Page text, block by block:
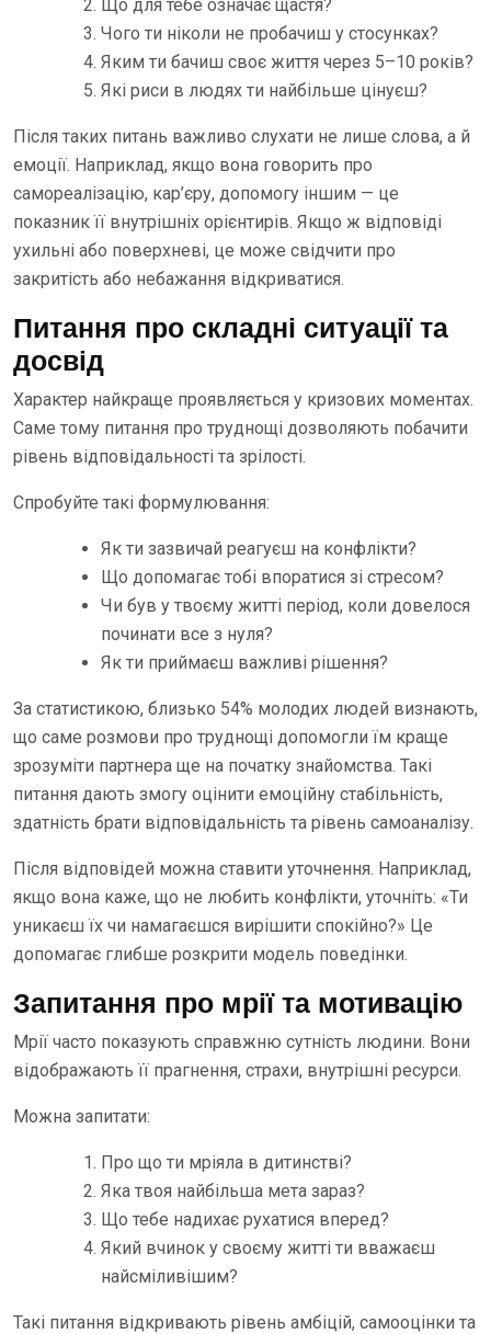
Що для тебе означає щастя?
Чого ти ніколи не пробачиш у стосунках?
Яким ти бачиш своє життя через 5–10 років?
Які риси в людях ти найбільше цінуєш?
Після таких питань важливо слухати не лише слова, а й
емоції. Наприклад, якщо вона говорить про
самореалізацію, кар’єру, допомогу іншим — це
показник її внутрішніх орієнтирів. Якщо ж відповіді
ухильні або поверхневі, це може свідчити про
закритість або небажання відкриватися.
Питання про складні ситуації та
досвід
Характер найкраще проявляється у кризових моментах.
Саме тому питання про труднощі дозволяють побачити
рівень відповідальності та зрілості.
Спробуйте такі формулювання:
Як ти зазвичай реагуєш на конфлікти?
Що допомагає тобі впоратися зі стресом?
Чи був у твоєму житті період, коли довелося
починати все з нуля?
Як ти приймаєш важливі рішення?
За статистикою, близько 54% молодих людей визнають,
що саме розмови про труднощі допомогли їм краще
зрозуміти партнера ще на початку знайомства. Такі
питання дають змогу оцінити емоційну стабільність,
здатність брати відповідальність та рівень самоаналізу.
Після відповідей можна ставити уточнення. Наприклад,
якщо вона каже, що не любить конфлікти, уточніть: «Ти
уникаєш їх чи намагаєшся вирішити спокійно?» Це
допомагає глибше розкрити модель поведінки.
Запитання про мрії та мотивацію
Мрії часто показують справжню сутність людини. Вони
відображають її прагнення, страхи, внутрішні ресурси.
Можна запитати:
Про що ти мріяла в дитинстві?
Яка твоя найбільша мета зараз?
Що тебе надихає рухатися вперед?
Який вчинок у своєму житті ти вважаєш
найсміливішим?
Такі питання відкривають рівень амбіцій, самооцінки та